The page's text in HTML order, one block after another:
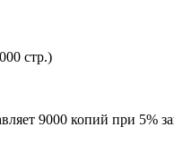
стр.)
9000 копий при 5%